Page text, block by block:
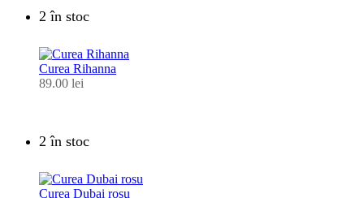
2 în stoc
Curea Rihanna
89.00 lei
2 în stoc
Curea Dubai rosu